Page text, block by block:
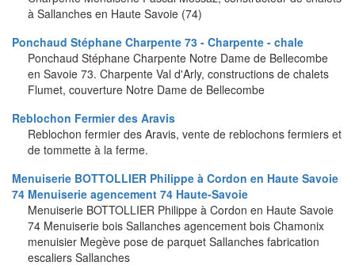
à Sallanches en Haute Savoie (74)
Ponchaud Stéphane Charpente 73 - Charpente - chale
Ponchaud Stéphane Charpente Notre Dame de Bellecombe
en Savoie 73. Charpente Val d'Arly, constructions de chalets
Flumet, couverture Notre Dame de Bellecombe
Reblochon Fermier des Aravis
Reblochon fermier des Aravis, vente de reblochons fermiers et
de tommette à la ferme.
Menuiserie BOTTOLLIER Philippe à Cordon en Haute Savoie
74 Menuiserie agencement 74 Haute-Savoie
Menuiserie BOTTOLLIER Philippe à Cordon en Haute Savoie
74 Menuiserie bois Sallanches agencement bois Chamonix
menuisier Megève pose de parquet Sallanches fabrication
escaliers Sallanches